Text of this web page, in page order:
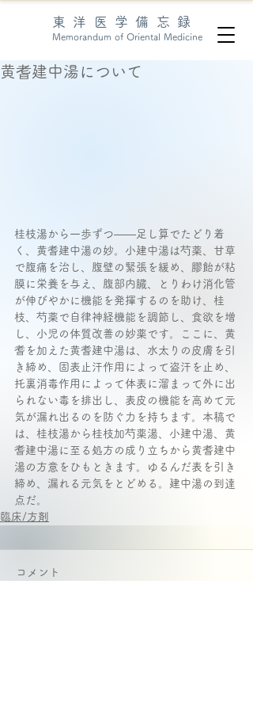
東洋医学備忘録
Memorandum of Oriental Medicine
黄耆建中湯について
桂枝湯から一歩ずつ——足し算でたどり着
く、黄耆建中湯の妙。小建中湯は芍薬、甘草
で腹痛を治し、腹壁の緊張を緩め、膠飴が粘
膜に栄養を与え、腹部内臓、とりわけ消化管
が伸びやかに機能を発揮するのを助け、桂
枝、芍薬で自律神経機能を調節し、食欲を増
し、小児の体質改善の妙薬です。ここに、黄
耆を加えた黄耆建中湯は、水太りの皮膚を引
き締め、固表止汗作用によって盗汗を止め、
托裏消毒作用によって体表に溜まって外に出
られない毒を排出し、表皮の機能を高めて元
気が漏れ出るのを防ぐ力を持ちます。本稿で
は、桂枝湯から桂枝加芍薬湯、小建中湯、黄
耆建中湯に至る処方の成り立ちから黄耆建中
湯の方意をひもときます。ゆるんだ表を引き
締め、漏れる元気をとどめる。建中湯の到達
点だ。
臨床/方剤
コメント